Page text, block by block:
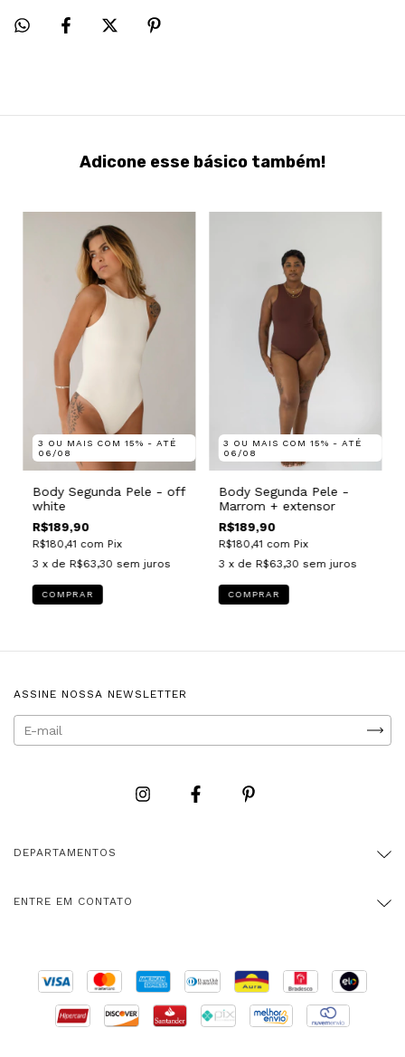
Adicone esse básico também!
3 OU MAIS COM 15% - ATÉ
06/08
Body Segunda Pele - off
white
R$189,90
R$180,41 com Pix
3 x de R$63,30 sem juros
COMPRAR
3 OU MAIS COM 15% - ATÉ
06/08
Body Segunda Pele -
Marrom + extensor
R$189,90
R$180,41 com Pix
3 x de R$63,30 sem juros
COMPRAR
ASSINE NOSSA NEWSLETTER
DEPARTAMENTOS
ENTRE EM CONTATO